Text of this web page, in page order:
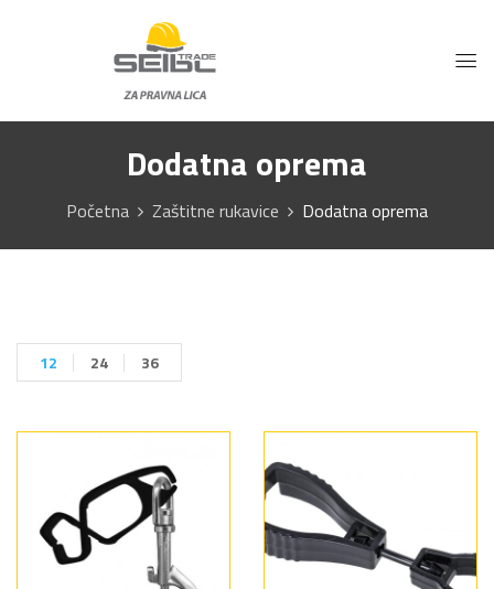
Dodatna oprema
Početna Zaštitne rukavice Dodatna oprema
12 24 36